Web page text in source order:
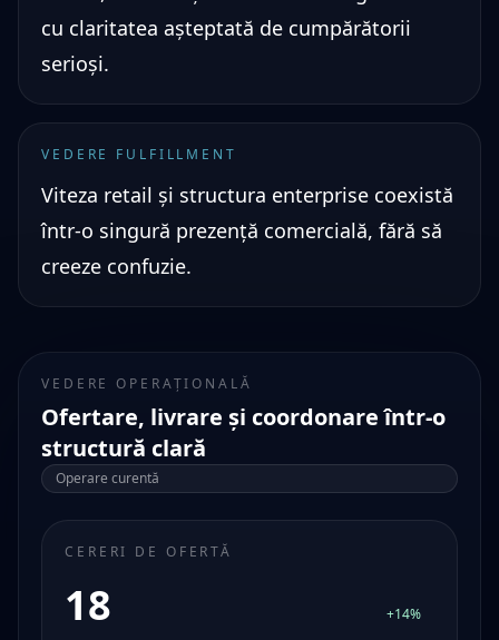
cu claritatea așteptată de cumpărătorii
serioși.
VEDERE FULFILLMENT
Viteza retail și structura enterprise coexistă
într-o singură prezență comercială, fără să
creeze confuzie.
VEDERE OPERAȚIONALĂ
Ofertare, livrare și coordonare într-o
structură clară
Operare curentă
CERERI DE OFERTĂ
18 +14%